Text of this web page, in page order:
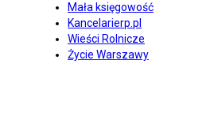
Mała księgowość
Kancelarierp.pl
Wieści Rolnicze
Życie Warszawy